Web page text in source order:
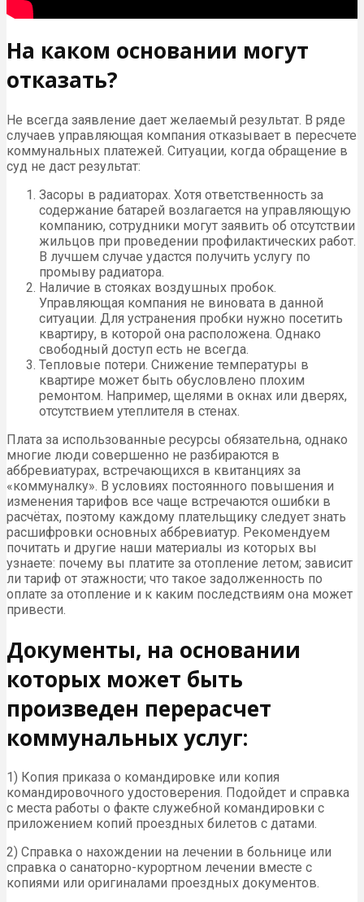
На каком основании могут
отказать?
Не всегда заявление дает желаемый результат. В ряде
случаев управляющая компания отказывает в пересчете
коммунальных платежей. Ситуации, когда обращение в
суд не даст результат:
Засоры в радиаторах. Хотя ответственность за
содержание батарей возлагается на управляющую
компанию, сотрудники могут заявить об отсутствии
жильцов при проведении профилактических работ.
В лучшем случае удастся получить услугу по
промыву радиатора.
Наличие в стояках воздушных пробок.
Управляющая компания не виновата в данной
ситуации. Для устранения пробки нужно посетить
квартиру, в которой она расположена. Однако
свободный доступ есть не всегда.
Тепловые потери. Снижение температуры в
квартире может быть обусловлено плохим
ремонтом. Например, щелями в окнах или дверях,
отсутствием утеплителя в стенах.
Плата за использованные ресурсы обязательна, однако
многие люди совершенно не разбираются в
аббревиатурах, встречающихся в квитанциях за
«коммуналку». В условиях постоянного повышения и
изменения тарифов все чаще встречаются ошибки в
расчётах, поэтому каждому плательщику следует знать
расшифровки основных аббревиатур. Рекомендуем
почитать и другие наши материалы из которых вы
узнаете: почему вы платите за отопление летом; зависит
ли тариф от этажности; что такое задолженность по
оплате за отопление и к каким последствиям она может
привести.
Документы, на основании
которых может быть
произведен перерасчет
коммунальных услуг:
1) Копия приказа о командировке или копия
командировочного удостоверения. Подойдет и справка
с места работы о факте служебной командировки с
приложением копий проездных билетов с датами.
2) Справка о нахождении на лечении в больнице или
справка о санаторно-курортном лечении вместе с
копиями или оригиналами проездных документов.